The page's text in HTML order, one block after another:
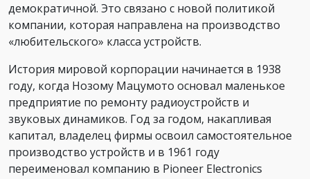
демократичной. Это связано с новой политикой
компании, которая направлена на производство
«любительского» класса устройств.
История мировой корпорации начинается в 1938
году, когда Нозому Мацумото основал маленькое
предприятие по ремонту радиоустройств и
звуковых динамиков. Год за годом, накапливая
капитал, владелец фирмы освоил самостоятельное
производство устройств и в 1961 году
переименовал компанию в Pioneer Electronics